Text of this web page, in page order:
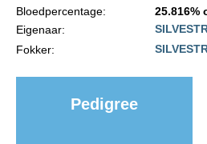
Tarievenlijst
Veel gestelde vragen
Webshop
Evenementen
Bloedpercentage:
25.816%
Eigenaar:
Fokker:
Pedigree